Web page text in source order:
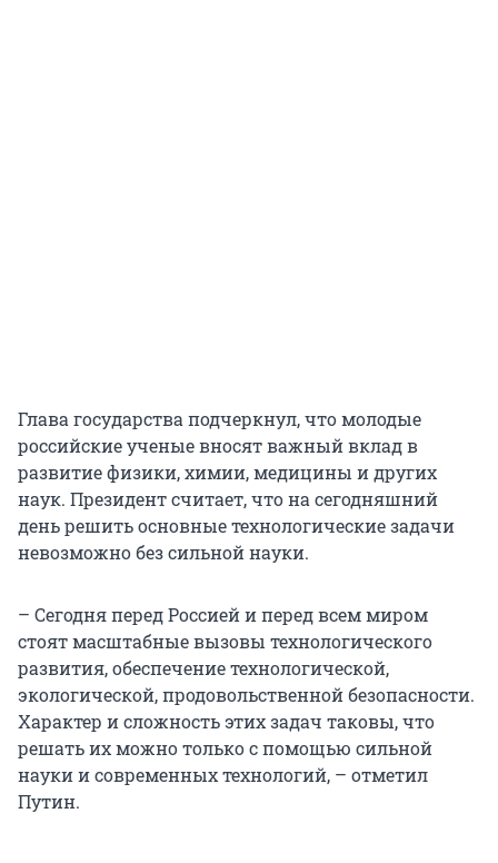
Глава государства подчеркнул, что молодые
российские ученые вносят важный вклад в
развитие физики, химии, медицины и других
наук. Президент считает, что на сегодняшний
день решить основные технологические задачи
невозможно без сильной науки.
– Сегодня перед Россией и перед всем миром
стоят масштабные вызовы технологического
развития, обеспечение технологической,
экологической, продовольственной безопасности.
Характер и сложность этих задач таковы, что
решать их можно только с помощью сильной
науки и современных технологий, – отметил
Путин.